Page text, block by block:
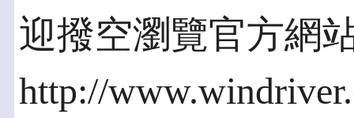
迎撥空瀏覽官方網
http://